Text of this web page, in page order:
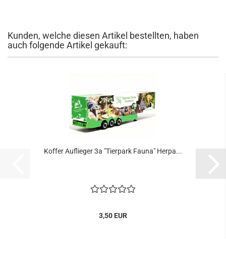
Kunden, welche diesen Artikel bestellten, haben
auch folgende Artikel gekauft:
Koffer Auflieger 3a "Tierpark Fauna" Herpa...
3,50 EUR